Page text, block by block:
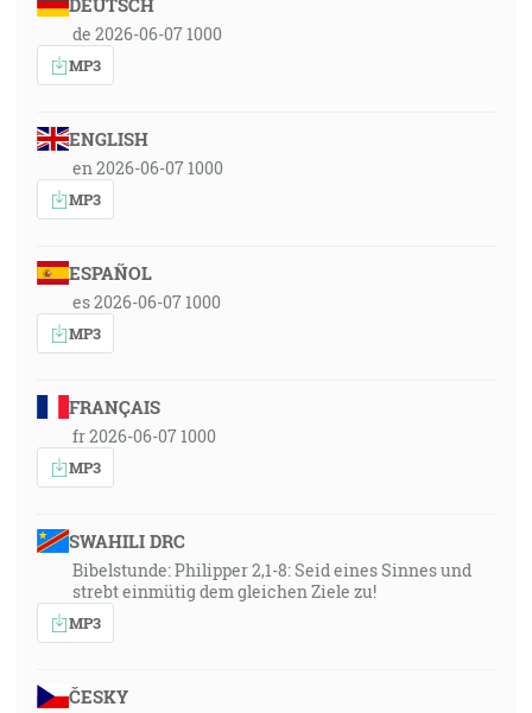
DEUTSCH
de 2026-06-07 1000
MP3
ENGLISH
en 2026-06-07 1000
MP3
ESPAÑOL
es 2026-06-07 1000
MP3
FRANÇAIS
fr 2026-06-07 1000
MP3
SWAHILI DRC
Bibelstunde: Philipper 2,1-8: Seid eines Sinnes und
strebt einmütig dem gleichen Ziele zu!
MP3
ČESKY